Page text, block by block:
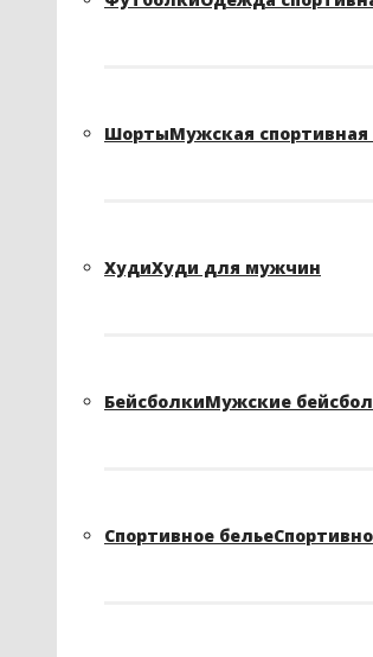
ШортыМужская
ХудиХуди для мужчин
БейсболкиМужские
Спортивное белье